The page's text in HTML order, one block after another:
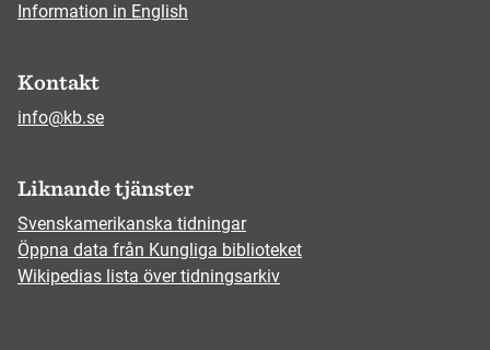
Information in English
Kontakt
info@kb.se
Liknande tjänster
Svenskamerikanska tidningar
Öppna data från Kungliga biblioteket
Wikipedias lista över tidningsarkiv